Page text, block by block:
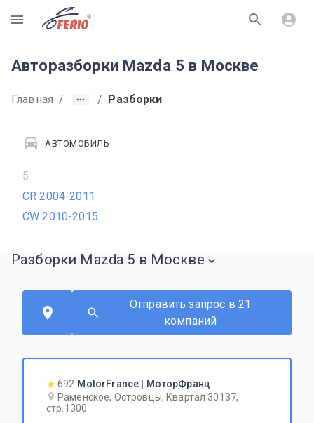
R
Авторазборки Mazda 5 в Москве
Главная / / Разборки
АВТОМОБИЛЬ
5
CR 2004-2011
CW 2010-2015
Разборки Mazda 5 в Москве
Отправить запрос в 21
компаний
692 MotorFrance | МоторФранц
Раменское, Островцы, Квартал 30137,
стр.1300